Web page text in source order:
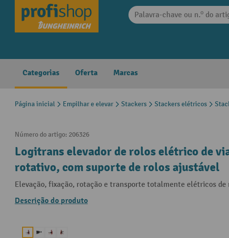
Saltar para a navegação principal
Categorias Oferta Marcas
Página inicial Empilhar e elevar Stackers Stackers elétricos
Número do artigo: 206326
Logitrans elevador de rolos elétrico de
rotativo, com suporte de rolos ajustável
Elevação, fixação, rotação e transporte totalmente elétricos de
Descrição do produto